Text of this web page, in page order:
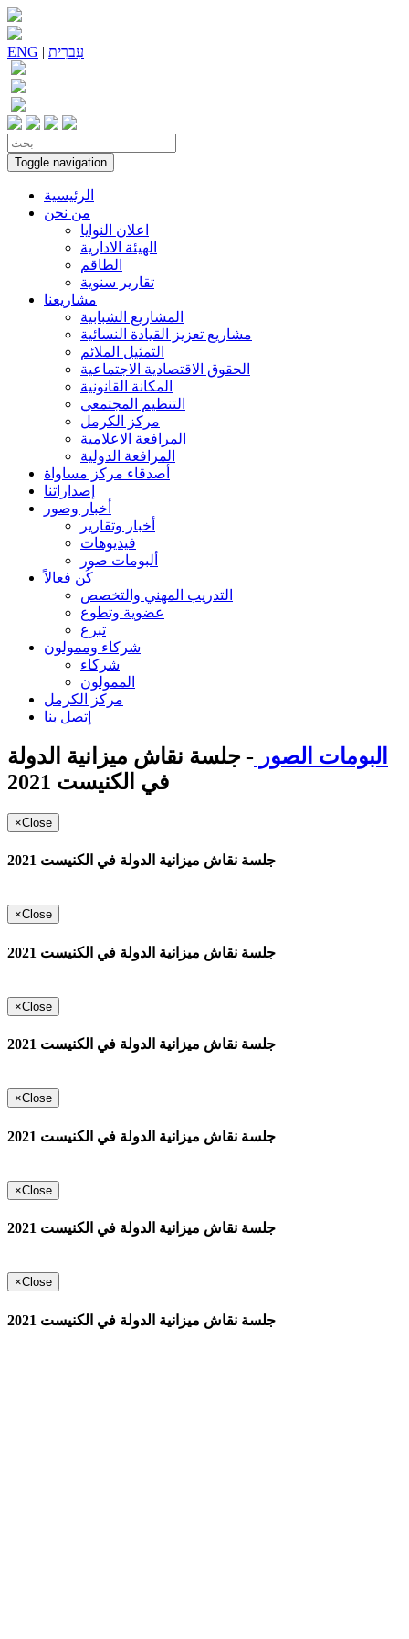
ENG | עִברִית
Toggle navigation
الرئيسية
من نحن
اعلان النوايا
الهيئة الادارية
الطاقم
تقارير سنوية
مشاريعنا
المشاريع الشبابية
مشاريع تعزيز القيادة النسائية
التمثيل الملائم
الحقوق الاقتصادية الاجتماعية
المكانة القانونية
التنظيم المجتمعي
مركز الكرمل
المرافعة الاعلامية
المرافعة الدولية
أصدقاء مركز مساواة
إصداراتنا
أخبار وصور
أخبار وتقارير
فيديوهات
ألبومات صور
كُن فعالاً
التدريب المهني والتخصص
عضوية وتطوع
تبرع
شركاء وممولون
شركاء
الممولون
مركز الكرمل
إتصل بنا
البومات الصور - جلسة نقاش ميزانية الدولة
في الكنيست 2021
×Close
جلسة نقاش ميزانية الدولة في الكنيست 2021
×Close
جلسة نقاش ميزانية الدولة في الكنيست 2021
×Close
جلسة نقاش ميزانية الدولة في الكنيست 2021
×Close
جلسة نقاش ميزانية الدولة في الكنيست 2021
×Close
جلسة نقاش ميزانية الدولة في الكنيست 2021
×Close
جلسة نقاش ميزانية الدولة في الكنيست 2021